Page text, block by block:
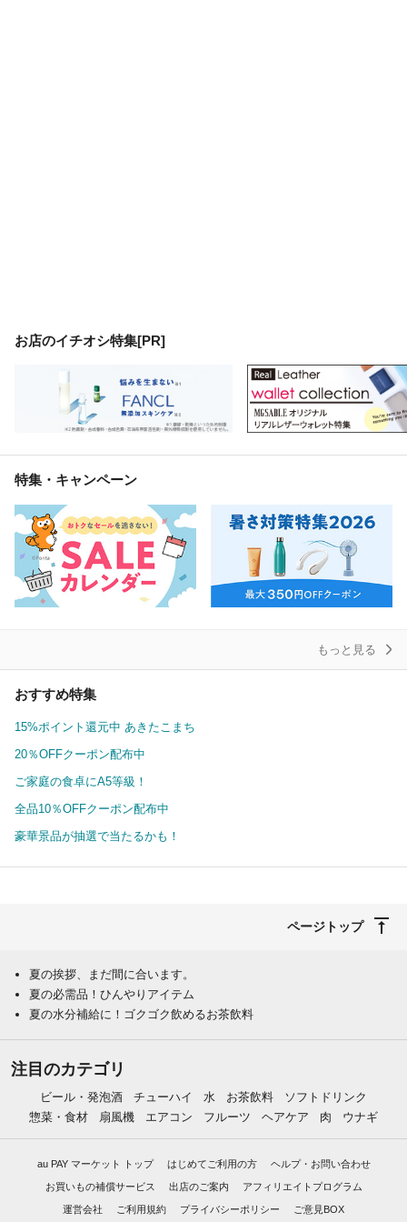
お店のイチオシ特集[PR]
特集・キャンペーン
もっと見る
おすすめ特集
15%ポイント還元中 あきたこまち
20％OFFクーポン配布中
ご家庭の食卓にA5等級！
全品10％OFFクーポン配布中
豪華景品が抽選で当たるかも！
ページトップ
夏の挨拶、まだ間に合います。
夏の必需品！ひんやりアイテム
夏の水分補給に！ゴクゴク飲めるお茶飲料
注目のカテゴリ
ビール・発泡酒 チューハイ 水 お茶飲料
ソフトドリンク
惣菜・食材
扇風機 エアコン フルーツ ヘアケア 肉 ウナギ
au PAY マーケット トップ はじめてご利用の方 ヘルプ・お問い合わせ
お買いもの補償サービス 出店のご案内 アフィリエイトプログラム
運営会社 ご利用規約 プライバシーポリシー ご意見BOX